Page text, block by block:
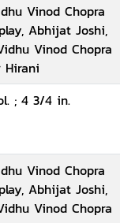
Vinod Chopra
Abhijat Joshi,
Vinod Chopra
Hirani
; 4 3/4 in.
Vinod Chopra
Abhijat Joshi,
Vinod Chopra